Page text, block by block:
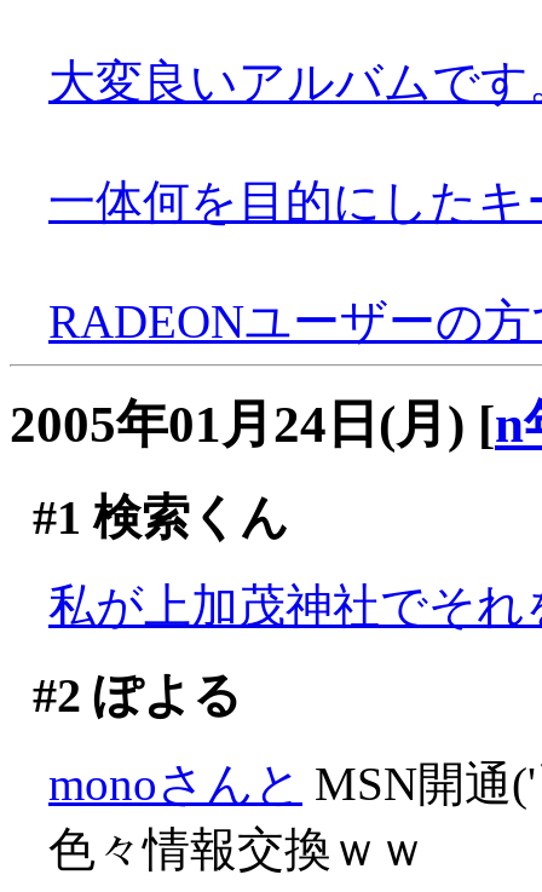
大変良いアルバムで
一体何を目的にした
RADEONユーザーの
2005年01月24日(月) [n
#1 検索くん
私が上加茂神社でそ
#2 ぽよる
monoさんと MSN開通
色々情報交換ｗｗ